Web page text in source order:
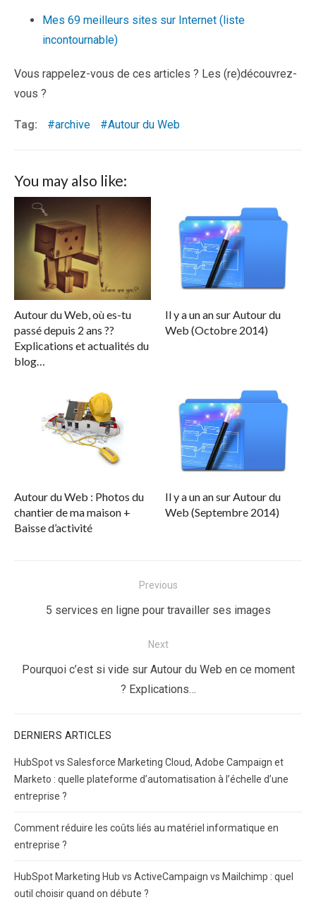
Mes 69 meilleurs sites sur Internet (liste
incontournable)
Vous rappelez-vous de ces articles ? Les (re)découvrez-
vous ?
Tag: archive Autour du Web
You may also like:
Autour du Web, où es-tu
passé depuis 2 ans ??
Explications et actualités du
blog…
Il y a un an sur Autour du
Web (Octobre 2014)
Autour du Web : Photos du
chantier de ma maison +
Baisse d’activité
Il y a un an sur Autour du
Web (Septembre 2014)
Previous
Previous
5 services en ligne pour travailler ses images
Next
Next
Pourquoi c’est si vide sur Autour du Web en ce moment
? Explications…
DERNIERS ARTICLES
HubSpot vs Salesforce Marketing Cloud, Adobe Campaign et
Marketo : quelle plateforme d’automatisation à l’échelle d’une
entreprise ?
Comment réduire les coûts liés au matériel informatique en
entreprise ?
HubSpot Marketing Hub vs ActiveCampaign vs Mailchimp : quel
outil choisir quand on débute ?